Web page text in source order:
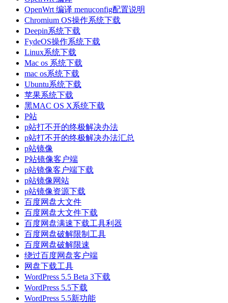
OpenWrt 编译 menuconfig配置说明
Chromium OS操作系统下载
Deepin系统下载
FydeOS操作系统下载
Linux系统下载
Mac os 系统下载
mac os系统下载
Ubuntu系统下载
苹果系统下载
黑MAC OS X系统下载
P站
p站打不开的终极解决办法
p站打不开的终极解决办法汇总
p站镜像
P站镜像客户端
p站镜像客户端下载
p站镜像网站
p站镜像资源下载
百度网盘大文件
百度网盘大文件下载
百度网盘满速下载工具利器
百度网盘破解限制工具
百度网盘破解限速
绕过百度网盘客户端
网盘下载工具
WordPress 5.5 Beta 3下载
WordPress 5.5下载
WordPress 5.5新功能